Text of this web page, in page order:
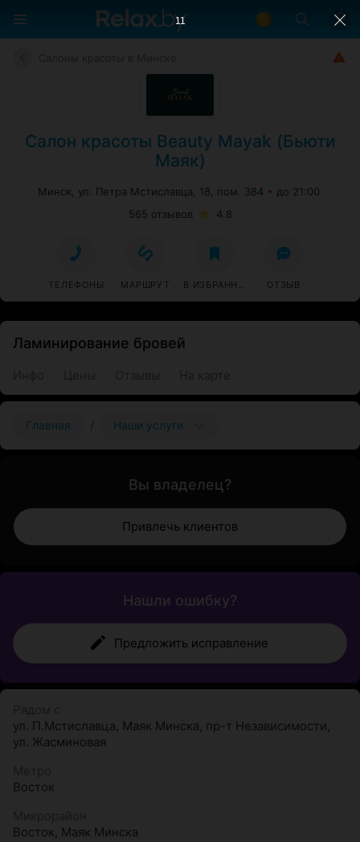
Салон красоты Beauty Mayak (Бьюти
Маяк)
Минск, ул. Петра Мстиславца, 18, пом. 384
до 21:00
565 отзывов
4.8
ТЕЛЕФОНЫ МАРШРУТ В ИЗБРАННОЕ ОТЗЫВ
Ламинирование бровей
Главная / Наши услуги
Вы владелец?
Привлечь клиентов
Нашли ошибку?
Предложить исправление
ул. П.Мстиславца, Маяк Минска, пр-т Независимости,
ул. Жасминовая
Восток
Восток, Маяк Минска
10